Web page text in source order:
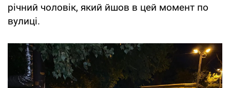
річний чоловік, який йшов в цей момент по
вулиці.